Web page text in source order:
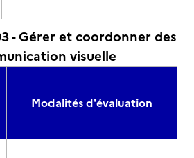
- Gérer et coordonner des
visuelle
Modalités d'évaluation